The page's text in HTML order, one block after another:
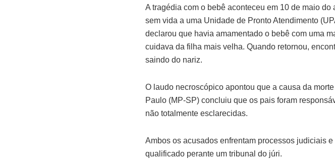
A tragédia com o bebê aconteceu em 10 de maio
sem vida a uma Unidade de Pronto Atendimento
declarou que havia amamentado o bebê com uma
cuidava da filha mais velha. Quando retornou,
saindo do nariz.
O laudo necroscópico apontou que a causa da
Paulo (MP-SP) concluiu que os pais foram
não totalmente esclarecidas.
Ambos os acusados enfrentam processos judiciais
qualificado perante um tribunal do júri.